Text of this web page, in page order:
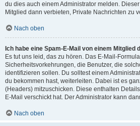
du dies auch einem Administrator melden.
Mitglied dann verbieten, Private Nachrichten zu
Nach oben
Ich habe eine Spam-E-Mail von einem Mitglied
Es tut uns leid, das zu hören. Das E-Mail-
Sicherheitsvorkehrungen, die Benutzer, die
identifizieren sollen. Du solltest einem
du bekommen hast, weiterleiten. Dabei ist es
(Headers) mitzuschicken. Diese enthalten
E-Mail verschickt hat. Der Administrator kann
Nach oben